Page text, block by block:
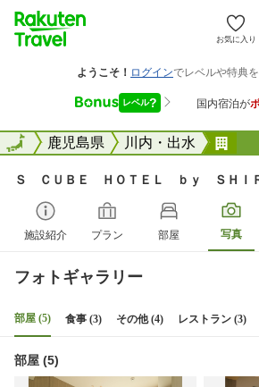
お気に入り
全国鹿児島県 川内・出水
全国
Ｓ ＣＵＢＥ ＨＯＴＥＬ ｂｙ ＳＨＩＲ
施設紹介 プラン 部屋 写真
フォトギャラリー
部屋 (5) 食事 (3) その他 (4) レストラン (3)
部屋 (5)